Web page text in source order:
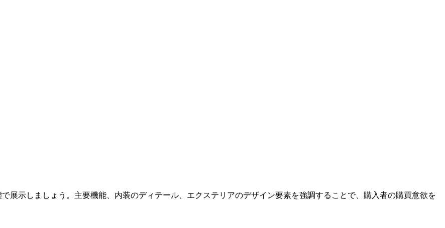
展示しましょう。主要機能、内装のディテール、エクステリアのデザイン要素を強調することで、購入者の購買意欲を